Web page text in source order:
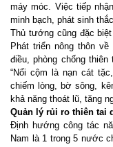
máy móc. Việc tiếp
minh bạch, phát sinh
Thủ tướng cũng đặc
Phát triển nông thôn
điều, phòng chống
“Nổi cộm là nạn cát
chiếm lòng, bờ sông,
khả năng thoát lũ, tăng
Quản lý rủi ro thiên tai
Định hướng công tác
Nam là 1 trong 5 nước